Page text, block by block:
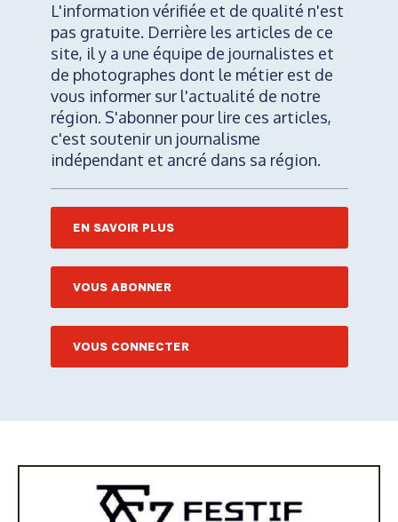
L'information vérifiée et de qualité n'est
pas gratuite. Derrière les articles de ce
site, il y a une équipe de journalistes et
de photographes dont le métier est de
vous informer sur l'actualité de notre
région. S'abonner pour lire ces articles,
c'est soutenir un journalisme
indépendant et ancré dans sa région.
EN SAVOIR PLUS
VOUS ABONNER
VOUS CONNECTER